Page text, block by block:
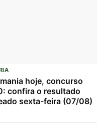
hoje, concurso
confira o resultado
sexta-feira (07/08)